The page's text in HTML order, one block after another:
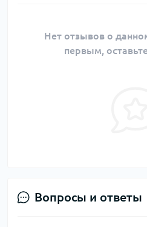
Нет отзывов о
первым,
Вопросы и ответы